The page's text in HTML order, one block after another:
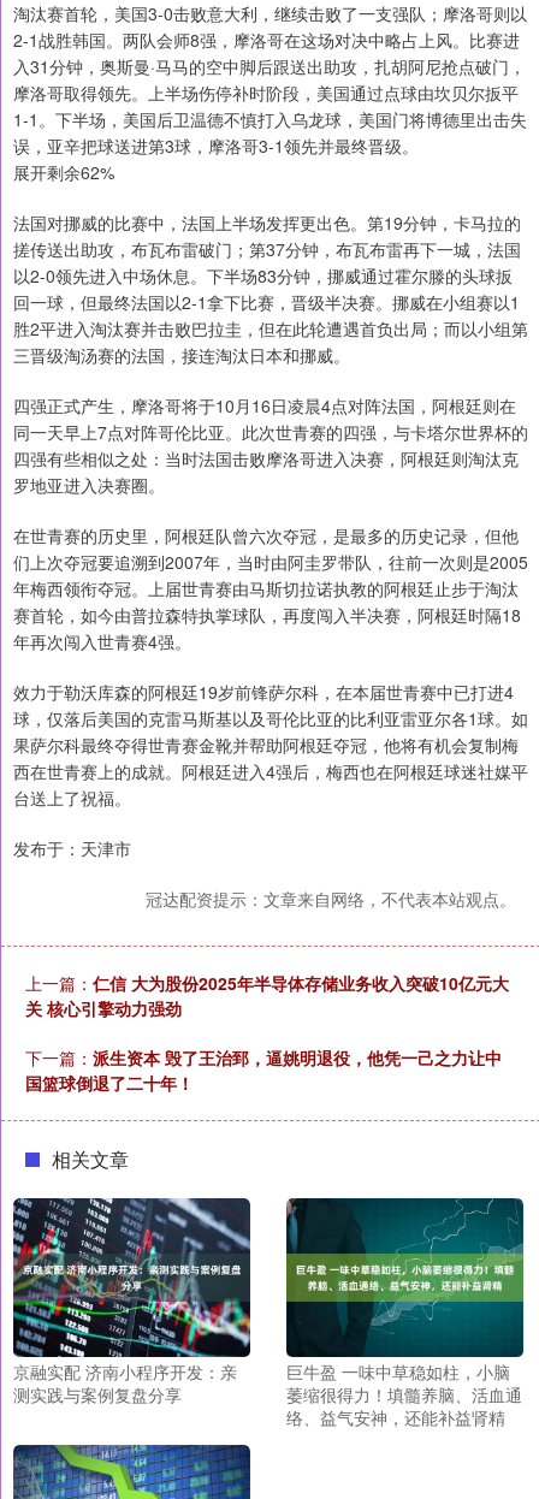
淘汰赛首轮，美国3-0击败意大利，继续击败了一支强队；摩洛哥则以
2-1战胜韩国。两队会师8强，摩洛哥在这场对决中略占上风。比赛进
入31分钟，奥斯曼·马马的空中脚后跟送出助攻，扎胡阿尼抢点破门，
摩洛哥取得领先。上半场伤停补时阶段，美国通过点球由坎贝尔扳平
1-1。下半场，美国后卫温德不慎打入乌龙球，美国门将博德里出击失
误，亚辛把球送进第3球，摩洛哥3-1领先并最终晋级。
展开剩余62%
法国对挪威的比赛中，法国上半场发挥更出色。第19分钟，卡马拉的
搓传送出助攻，布瓦布雷破门；第37分钟，布瓦布雷再下一城，法国
以2-0领先进入中场休息。下半场83分钟，挪威通过霍尔滕的头球扳
回一球，但最终法国以2-1拿下比赛，晋级半决赛。挪威在小组赛以1
胜2平进入淘汰赛并击败巴拉圭，但在此轮遭遇首负出局；而以小组第
三晋级淘汤赛的法国，接连淘汰日本和挪威。
四强正式产生，摩洛哥将于10月16日凌晨4点对阵法国，阿根廷则在
同一天早上7点对阵哥伦比亚。此次世青赛的四强，与卡塔尔世界杯的
四强有些相似之处：当时法国击败摩洛哥进入决赛，阿根廷则淘汰克
罗地亚进入决赛圈。
在世青赛的历史里，阿根廷队曾六次夺冠，是最多的历史记录，但他
们上次夺冠要追溯到2007年，当时由阿圭罗带队，往前一次则是2005
年梅西领衔夺冠。上届世青赛由马斯切拉诺执教的阿根廷止步于淘汰
赛首轮，如今由普拉森特执掌球队，再度闯入半决赛，阿根廷时隔18
年再次闯入世青赛4强。
效力于勒沃库森的阿根廷19岁前锋萨尔科，在本届世青赛中已打进4
球，仅落后美国的克雷马斯基以及哥伦比亚的比利亚雷亚尔各1球。如
果萨尔科最终夺得世青赛金靴并帮助阿根廷夺冠，他将有机会复制梅
西在世青赛上的成就。阿根廷进入4强后，梅西也在阿根廷球迷社媒平
台送上了祝福。
发布于：天津市
冠达配资提示：文章来自网络，不代表本站观点。
上一篇： 仁信 大为股份2025年半导体存储业务收入突破10亿元大
关 核心引擎动力强劲
下一篇： 派生资本 毁了王治郅，逼姚明退役，他凭一己之力让中
国篮球倒退了二十年！
相关文章
京融实配 济南小程序开发：亲
测实践与案例复盘分享
巨牛盈 一味中草稳如柱，小脑
萎缩很得力！填髓养脑、活血通
络、益气安神，还能补益肾精